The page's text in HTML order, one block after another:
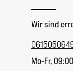
Wir sind
Mo-Fr,